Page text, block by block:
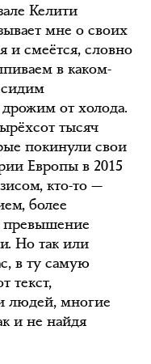
Келити
мне о своих
и смеётся, словно
в каком-
от холода.
тысяч
покинули свои
Европы в 2015
кто-то —
более
превышение
Но так или
в ту самую
текст,
людей, многие
и не найдя